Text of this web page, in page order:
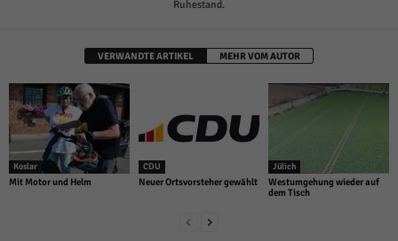
Ruhestand.
VERWANDTE ARTIKEL MEHR VOM AUTOR
Koslar
Mit Motor und Helm
CDU
Neuer Ortsvorsteher gewählt
Jülich
Westumgehung wieder auf
dem Tisch